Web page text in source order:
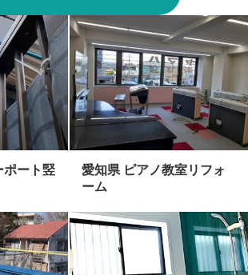
ポート竪
愛知県 ピアノ教室リフォ
ーム